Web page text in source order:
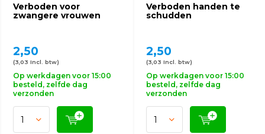
Verboden voor
zwangere vrouwen
2,50
(3,03 Incl. btw)
Op werkdagen voor 15:00
besteld, zelfde dag
verzonden
Verboden handen te
schudden
2,50
(3,03 Incl. btw)
Op werkdagen voor 15:00
besteld, zelfde dag
verzonden